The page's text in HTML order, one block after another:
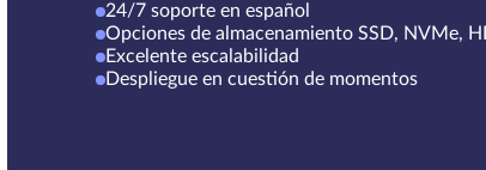
24/7 soporte en español
Opciones de almacenamiento SSD, NVMe,
Excelente escalabilidad
Despliegue en cuestión de momentos